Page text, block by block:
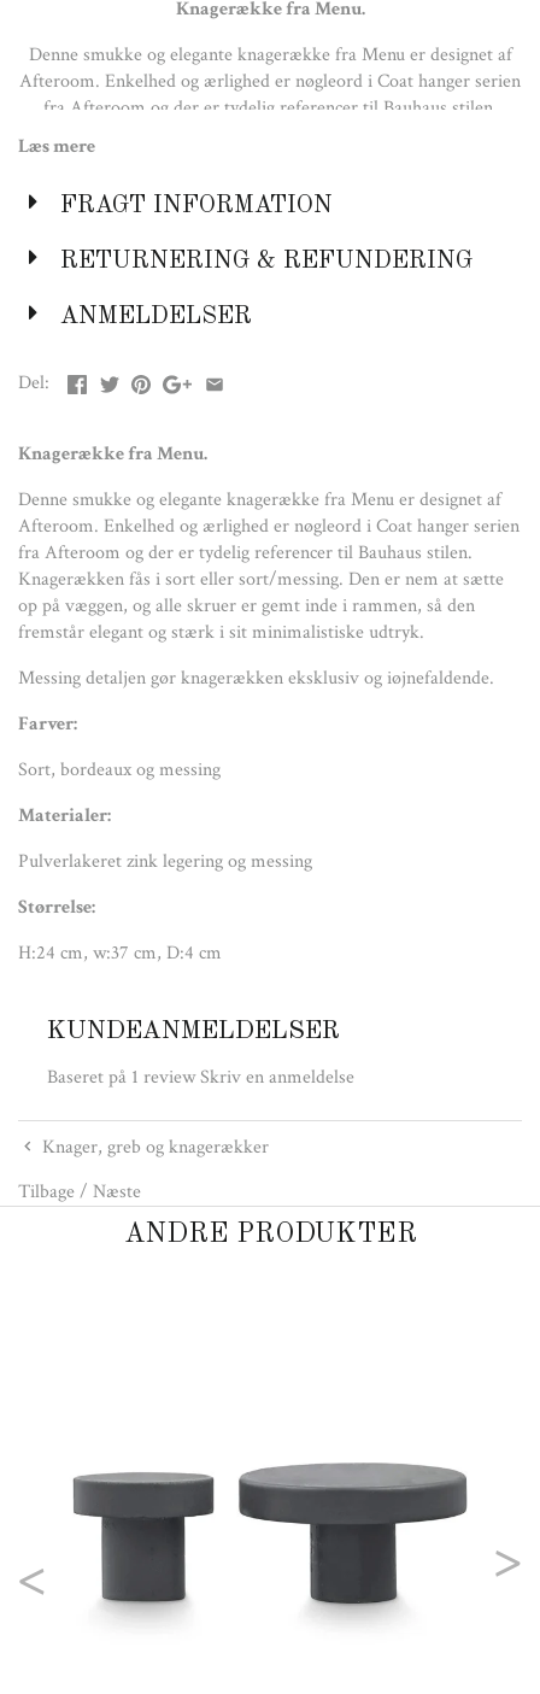
Knagerække fra Menu.
Denne smukke og elegante knagerække fra Menu er designet af
Afteroom. Enkelhed og ærlighed er nøgleord i Coat hanger serien
fra Afteroom og der er tydelig referencer til Bauhaus stilen.
fremstår elegant og stærk i sit minimalistiske udtryk.
Sort, bordeaux og messing
H:24 cm, w:37 cm, D:4 cm
Læs mere
FRAGT INFORMATION
RETURNERING & REFUNDERING
ANMELDELSER
Del:
Knagerække fra Menu.
Denne smukke og elegante knagerække fra Menu er designet af
Afteroom. Enkelhed og ærlighed er nøgleord i Coat hanger serien
fra Afteroom og der er tydelig referencer til Bauhaus stilen.
Knagerækken fås i sort eller sort/messing. Den er nem at sætte
op på væggen, og alle skruer er gemt inde i rammen, så den
fremstår elegant og stærk i sit minimalistiske udtryk.
Messing detaljen gør knagerækken eksklusiv og iøjnefaldende.
Farver:
Sort, bordeaux og messing
Materialer:
Pulverlakeret zink legering og messing
Størrelse:
H:24 cm, w:37 cm, D:4 cm
KUNDEANMELDELSER
Baseret på 1 reviewSkriv en anmeldelse
Knager, greb og knagerækker
Tilbage/ Næste
ANDRE PRODUKTER
Previous